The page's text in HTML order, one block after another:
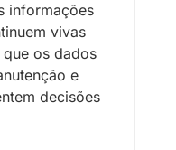
informações
vivas
os dados
e
decisões